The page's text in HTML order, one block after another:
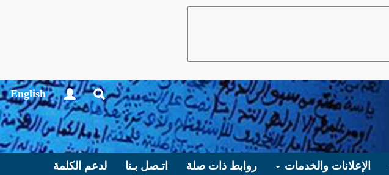
English
الإعلانات والخدمات روابط ذات صلة اتـصل بـنا لدعم الكلمة